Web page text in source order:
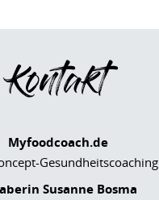
Kontakt
Myfoodcoach.de
Gesundheitscoaching
Susanne Bosma